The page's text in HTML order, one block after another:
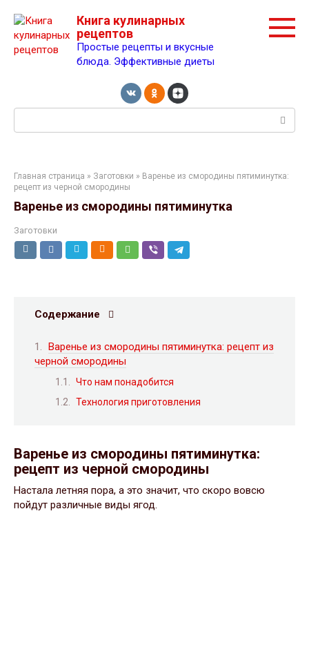
контенту
Книга кулинарных
рецептов
Простые рецепты и вкусные
блюда. Эффективные диеты
Главная страница » Заготовки » Варенье из смородины пятиминутка:
рецепт из черной смородины
Варенье из смородины пятиминутка
Заготовки
Содержание
Варенье из смородины пятиминутка: рецепт из
черной смородины
Что нам понадобится
Технология приготовления
Варенье из смородины пятиминутка:
рецепт из черной смородины
Настала летняя пора, а это значит, что скоро вовсю
пойдут различные виды ягод.